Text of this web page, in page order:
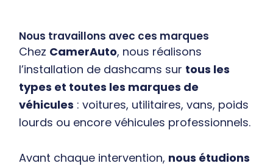
Nous travaillons avec ces marques
Chez CamerAuto, nous réalisons
l’installation de dashcams sur tous les
types et toutes les marques de
véhicules : voitures, utilitaires, vans, poids
lourds ou encore véhicules professionnels.
Avant chaque intervention, nous étudions